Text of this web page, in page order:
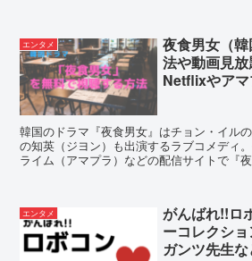
エンタメ
夜食男女（
法や動画見放
Netflixやアマ
韓国のドラマ『夜食男女』はチョン・イル
の知英（ジヨン）も出演するラブコメディ
ライム（アマプラ）などの配信サイトで『
エンタメ
がんばれ!!ロ
ーコレクシ
ガンツ先生